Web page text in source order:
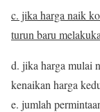
c. jika harga naik
turun baru
d. jika harga mulai
kenaikan harga
e. jumlah